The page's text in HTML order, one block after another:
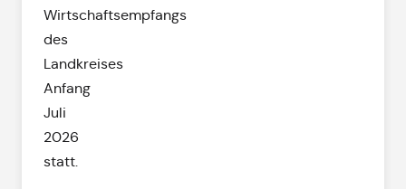
Wirtschaftsempfangs
des
Landkreises
Anfang
Juli
2026
statt.